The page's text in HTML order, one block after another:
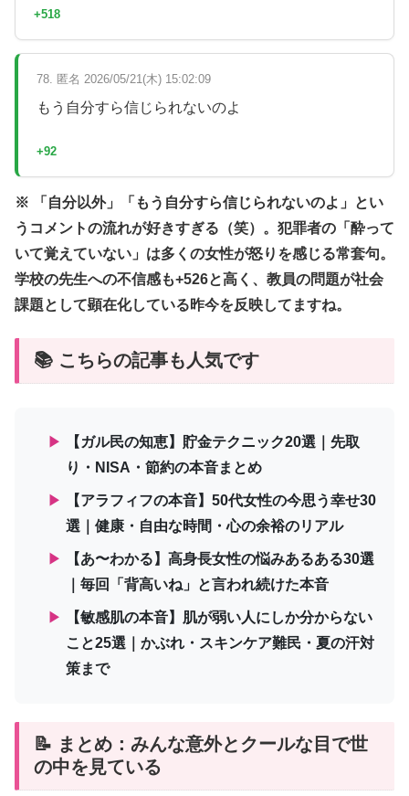
+518
78. 匿名 2026/05/21(木) 15:02:09
もう自分すら信じられないのよ
+92
※ 「自分以外」「もう自分すら信じられないのよ」とい
うコメントの流れが好きすぎる（笑）。犯罪者の「酔って
いて覚えていない」は多くの女性が怒りを感じる常套句。
学校の先生への不信感も+526と高く、教員の問題が社会
課題として顕在化している昨今を反映してますね。
📚 こちらの記事も人気です
▶
【ガル民の知恵】貯金テクニック20選｜先取
り・NISA・節約の本音まとめ
▶
【アラフィフの本音】50代女性の今思う幸せ30
選｜健康・自由な時間・心の余裕のリアル
▶
【あ〜わかる】高身長女性の悩みあるある30選
｜毎回「背高いね」と言われ続けた本音
▶
【敏感肌の本音】肌が弱い人にしか分からない
こと25選｜かぶれ・スキンケア難民・夏の汗対
策まで
📝 まとめ：みんな意外とクールな目で世
の中を見ている